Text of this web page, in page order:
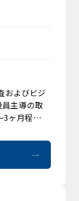
およびビジ
主導の取
3ヶ月程…